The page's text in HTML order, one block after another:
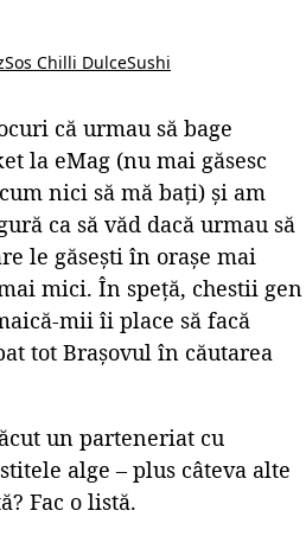
Sos Chilli DulceSushi
că urmau să bage
la eMag (nu mai găsesc
nici să mă bați) și am
ca să văd dacă urmau să
le găsești în orașe mai
mici. În speță, chestii gen
mii îi place să facă
tot Brașovul în căutarea
un parteneriat cu
alge – plus câteva alte
Fac o listă.